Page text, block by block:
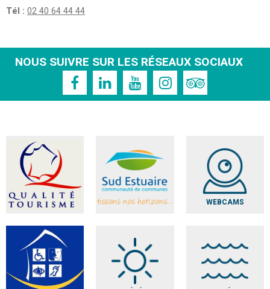
Tél : 02 40 64 44 44
NOUS SUIVRE SUR LES RÉSEAUX SOCIAUX
WEBCAMS